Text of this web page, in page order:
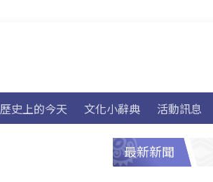
歷史上的今天 文化小辭典 活動訊息
最新新聞